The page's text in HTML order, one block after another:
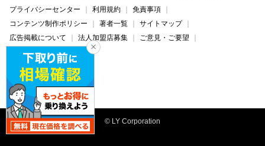
プライバシーセンター
利用規約
免責事項
コンテンツ制作ポリシー
著者一覧
サイトマップ
広告掲載について
法人加盟店募集
ご意見・ご要望
ヘルプ・お問い合わせ
carview! Yahoo! JAPAN
© LY Corporation